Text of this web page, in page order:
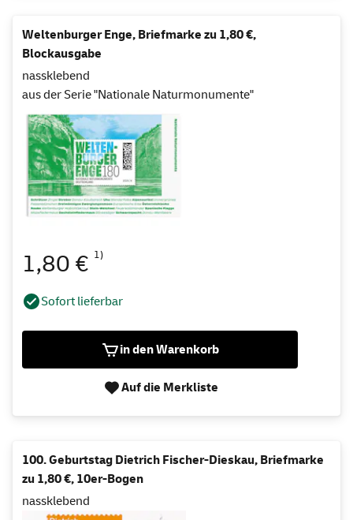
Weltenburger Enge, Briefmarke zu 1,80 €,
Blockausgabe
nassklebend
aus der Serie "Nationale Naturmonumente"
1,80 € 1)
Sofort lieferbar
in den Warenkorb
Auf die Merkliste
100. Geburtstag Dietrich Fischer-Dieskau, Briefmarke
zu 1,80 €, 10er-Bogen
nassklebend